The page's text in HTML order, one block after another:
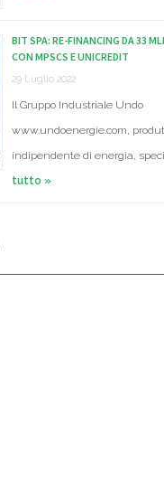
BIT SPA: RE-FINANCING DA 33
CON MPSCS E UNICREDIT
29 Luglio 2022
Il Gruppo Industriale Undo
www.undoenergie.com,
indipendente di energia,
tutto »